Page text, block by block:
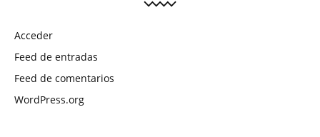
Acceder
Feed de entradas
Feed de comentarios
WordPress.org